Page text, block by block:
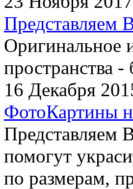
Оригинальное
пространства
16 Декабря
ФотоКартины
Представляем
помогут
по размерам,